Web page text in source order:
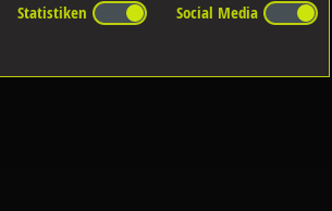
Statistiken
Social Media